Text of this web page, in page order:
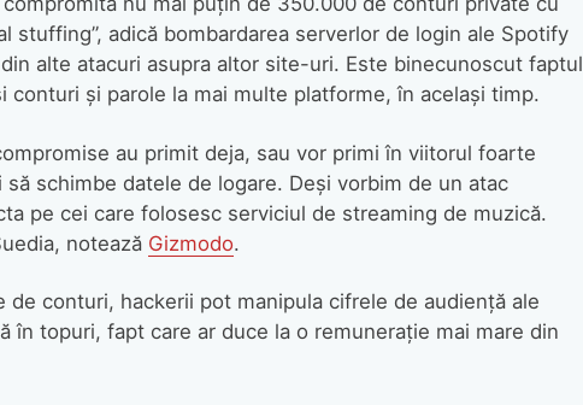
stuffing”, adică bombardarea serverlor de login ale Spotify
alte atacuri asupra altor site-uri. Este binecunoscut faptul
și parole la mai multe platforme, în același timp.
au primit deja, sau vor primi în viitorul foarte
schimbe datele de logare. Deși vorbim de un atac
pe cei care folosesc serviciul de streaming de muzică.
notează Gizmodo.
de conturi, hackerii pot manipula cifrele de audiență ale
în topuri, fapt care ar duce la o remunerație mai mare din